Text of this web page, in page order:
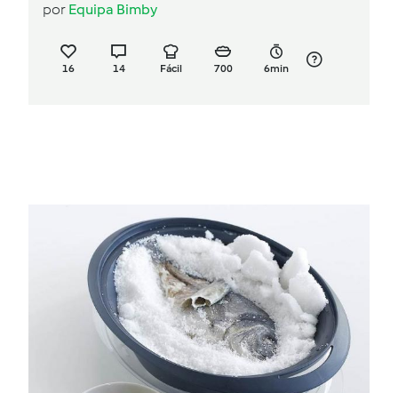
por Equipa Bimby
16 14 Fácil 700 6min